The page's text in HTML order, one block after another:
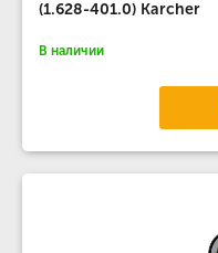
(1.628-401.0) Karcher
В наличии